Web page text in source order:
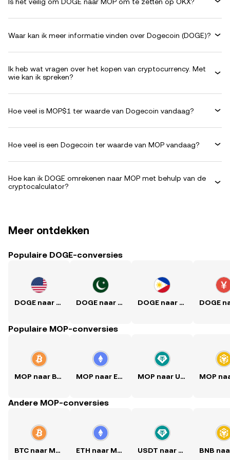
Waar kan ik meer informatie vinden over Dogecoin (DOGE)?
Ik heb wat vragen over het kopen van cryptocurrency. Met
wie kan ik spreken?
Hoe veel is MOP$1 ter waarde van Dogecoin vandaag?
Hoe veel is een Dogecoin ter waarde van MOP vandaag?
Hoe kan ik DOGE omrekenen naar MOP met behulp van de
cryptocalculator?
Meer ontdekken
Populaire DOGE-conversies
DOGE naar USD DOGE naar PKR DOGE naar PHP
Populaire MOP-conversies
MOP naar BTC MOP naar ETH MOP naar USDT
Andere MOP-conversies
BTC naar MOP ETH naar MOP USDT naar MOP